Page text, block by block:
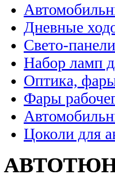
Дневные
Свето-
Набор ламп
Оптика,
Фары
Цоколи для